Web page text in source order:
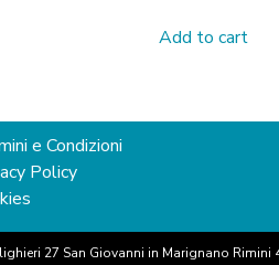
Add to cart
e Condizioni
Policy
27 San Giovanni in Marignano Rimini